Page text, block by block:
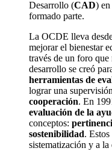
Desarrollo (CAD)
formado parte.
La OCDE lleva
mejorar el bienestar
través de un foro que
desarrollo se creó
herramientas de
lograr una
cooperación. En
evaluación de la
conceptos:
sostenibilidad.
sistematización y a